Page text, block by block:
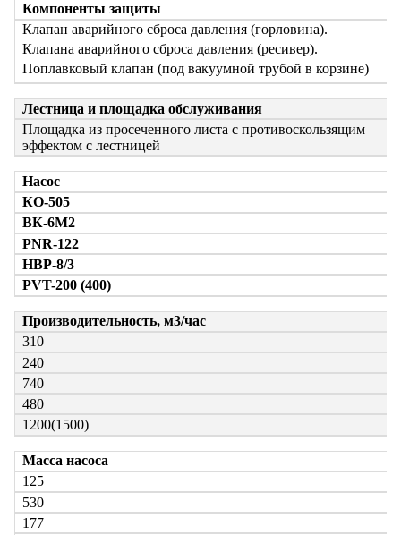
Компоненты защиты
Клапан аварийного сброса давления (горловина).
Клапана аварийного сброса давления (ресивер).
Поплавковый клапан (под вакуумной трубой в корзине)
Лестница и площадка обслуживания
Площадка из просеченного листа с противоскользящим
эффектом с лестницей
Насос
КО-505
ВК-6М2
PNR-122
НВР-8/3
PVT-200 (400)
Производительность, м3/час
310
240
740
480
1200(1500)
Масса насоса
125
530
177